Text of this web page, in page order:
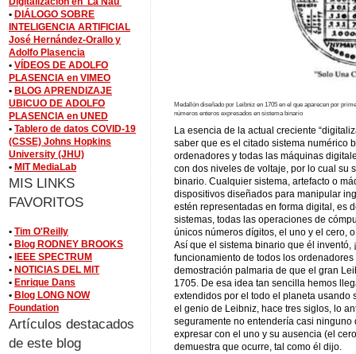
Medallón diseñado por Leibniz en 1705 en el que aparecen por
números enteros expresados en sistema binario
La esencia de la actual creciente
saber que es el citado sistema numérico
ordenadores y todas las máquinas
con dos niveles de voltaje, por lo cual su
binario. Cualquier sistema, artefacto o
dispositivos diseñados para manipular
estén representadas en forma digital, es
sistemas, todas las operaciones de
únicos números dígitos, el uno y el cero,
Así que el sistema binario que él inventó,
funcionamiento de todos los
demostración palmaria de que el gran
1705. De esa idea tan sencilla hemos
extendidos por el todo el planeta
el genio de Leibniz, hace tres siglos, lo
seguramente no entendería casi ninguno
expresar con el uno y su ausencia (el
demuestra que ocurre, tal como él dijo.
• DIÁLOGO SOBRE
INTELIGENCIA ARTIFICIAL
José Hernández-Orallo y
Adolfo Plasencia
• VÍDEOS DE ADOLFO
PLASENCIA en VIMEO
• BLOG APRENDIZAJE
UBICUO DE ADOLFO
PLASENCIA en UNED
• Tablero de datos COVID-19
(CSSE) Johns Hopkins
University (JHU)
• MIT MediaLab
MIS LINKS
FAVORITOS
• Tim O'Reilly
• Blog RODNEY BROOKS
• IEEE SPECTRUM
• NOTICIAS DEL MIT
• Enrique Dans
• Blog LONG NOW
Foundation
Artículos destacados
de este blog